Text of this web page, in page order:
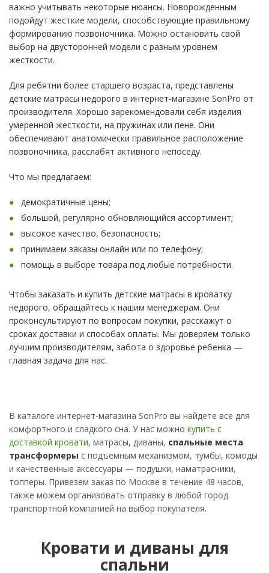
важно учитывать некоторые нюансы. Новорожденным
подойдут жесткие модели, способствующие правильному
формированию позвоночника. Можно остановить свой
выбор на двусторонней модели с разным уровнем
жесткости.
Для ребятни более старшего возраста, представлены
детские матрасы недорого в интернет-магазине SonPro от
производителя. Хорошо зарекомендовали себя изделия
умеренной жесткости, на пружинах или пене. Они
обеспечивают анатомически правильное расположение
позвоночника, расслабят активного непоседу.
Что мы предлагаем:
демократичные цены;
большой, регулярно обновляющийся ассортимент;
высокое качество, безопасность;
принимаем заказы онлайн или по телефону;
помощь в выборе товара под любые потребности.
Чтобы заказать и купить детские матрасы в кроватку
недорого, обращайтесь к нашим менеджерам. Они
проконсультируют по вопросам покупки, расскажут о
сроках доставки и способах оплаты. Мы доверяем только
лучшим производителям, забота о здоровье ребенка —
главная задача для нас.
В каталоге интернет-магазина SonPro вы найдете все для
комфортного и сладкого сна. У нас можно купить с
доставкой кровати, матрасы, диваны, спальные места
трансформеры с подъемным механизмом, тумбы, комоды
и качественные аксессуары — подушки, наматрасники,
топперы. Привезем заказ по Москве в течение 48 часов,
также можем организовать отправку в любой город
транспортной компанией на выбор покупателя.
Кровати и диваны для
спальни